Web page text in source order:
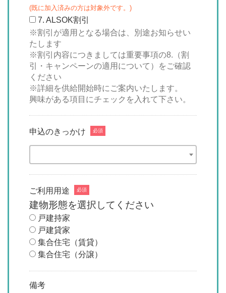
(既に加入済みの方は対象外です。)
7. ALSOK割引
※割引が適用となる場合は、別途お知らせい
たします
※割引内容につきましては重要事項の8.（割
引・キャンペーンの適用について）をご確認
ください
※詳細を供給開始時にご案内いたします。
申込のきっかけ 必須
ご利用用途 必須
建物形態を選択してください
戸建持家
戸建貸家
集合住宅（賃貸）
集合住宅（分譲）
備考